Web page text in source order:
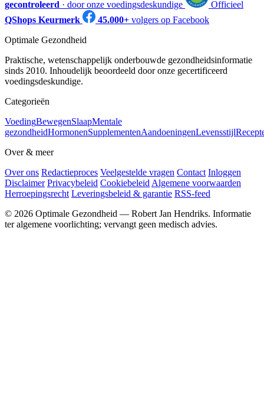
gecontroleerd · door onze voedingsdeskundige
Officieel
QShops Keurmerk
45.000+ volgers op Facebook
Optimale Gezondheid
Praktische, wetenschappelijk onderbouwde gezondheidsinformatie
sinds 2010. Inhoudelijk beoordeeld door onze gecertificeerd
voedingsdeskundige.
Categorieën
VoedingBewegenSlaapMentale
gezondheidHormonenSupplementenAandoeningenLevensstijl
Over & meer
Over ons Redactieproces Veelgestelde vragen Contact Inloggen
Disclaimer Privacybeleid Cookiebeleid Algemene voorwaarden
Herroepingsrecht Leveringsbeleid & garantie RSS-feed
© 2026 Optimale Gezondheid — Robert Jan Hendriks. Informatie
ter algemene voorlichting; vervangt geen medisch advies.